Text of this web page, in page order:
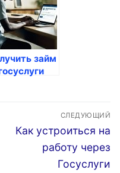
займ
СЛЕДУЮЩИЙ
Следующая
запись:
Как устроиться на
работу через
Госуслуги